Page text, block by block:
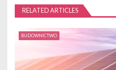
c
a
w
RELATED ARTICLES
BUDOWNICTWO